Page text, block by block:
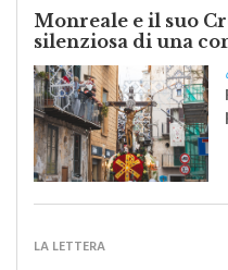
Monreale e il suo
silenziosa di una
LA LETTERA